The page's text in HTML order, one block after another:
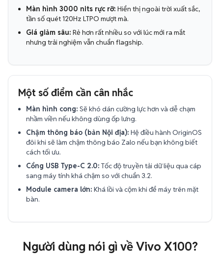
Màn hình 3000 nits rực rỡ: Hiển thị ngoài trời xuất sắc,
tần số quét 120Hz LTPO mượt mà.
Giá giảm sâu: Rẻ hơn rất nhiều so với lúc mới ra mắt
nhưng trải nghiệm vẫn chuẩn flagship.
Một số điểm cần cân nhắc
Màn hình cong: Sẽ khó dán cường lực hơn và dễ chạm
nhầm viền nếu không dùng ốp lưng.
Chậm thông báo (bản Nội địa): Hệ điều hành OriginOS
đôi khi sẽ làm chậm thông báo Zalo nếu bạn không biết
cách tối ưu.
Cổng USB Type-C 2.0: Tốc độ truyền tải dữ liệu qua cáp
sang máy tính khá chậm so với chuẩn 3.2.
Module camera lớn: Khá lồi và cộm khi để máy trên mặt
bàn.
Người dùng nói gì về Vivo X100?